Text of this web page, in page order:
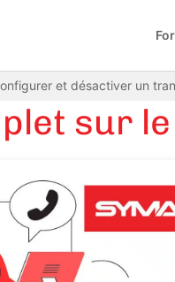
et désactiver un
sur